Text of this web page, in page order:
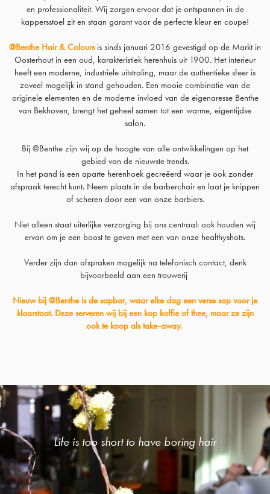
en professionaliteit. Wij zorgen ervoor dat je ontspannen in de
kappersstoel zit en staan garant voor de perfecte kleur en coupe!
@Benthe Hair & Coloursis sinds januari 2016 gevestigd op de Markt in
Oosterhout in een oud, karakteristiek herenhuis uit 1900. Het interieur
heeft een moderne, industriele uitstraling, maar de authentieke sfeer is
zoveel mogelijk in stand gehouden. Een mooie combinatie van de
originele elementen en de moderne invloed van de eigenaresse Benthe
van Bekhoven, brengt het geheel samen tot een warme, eigentijdse
salon.
Bij @Benthe zijn wij op de hoogte van alle ontwikkelingen op het
gebied van de nieuwste trends.
In het pand is een aparte herenhoek gecreëerd waar je ook zonder
afspraak terecht kunt. Neem plaats in de barberchair en laat je knippen
of scheren door een van onze barbiers.
Niet alleen staat uiterlijke verzorging bij ons centraal: ook houden wij
ervan om je een boost te geven met een van onze healthyshots.
Verder zijn dan afspraken mogelijk na telefonisch contact, denk
bijvoorbeeld aan een trouwerij
Nieuw bij @Benthe is de sapbar, waar elke dag een verse sap voor je
klaarstaat. Deze serveren wij bij een kop koffie of thee, maar ze zijn
ook te koop als take-away.
Life is too short to have boring hair